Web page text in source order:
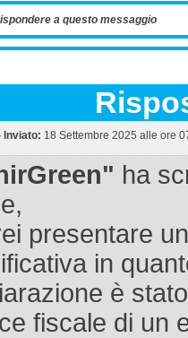
a questo messaggio
Inviato: 18 Settembre 2025 alle ore
ha
presentare
in
è
fiscale di un